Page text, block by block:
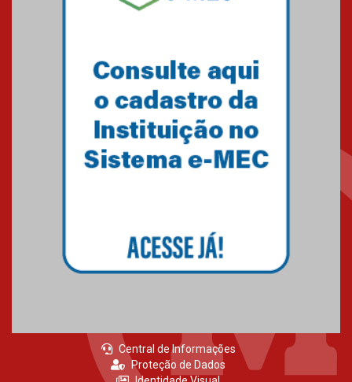
Nova apresentação do Centro
Universidade Mackenzie
realizará nova edição da Feira
EducationUSA
sistemas solares residenciais
04.08.2026
Central de Informações
Proteção de Dados